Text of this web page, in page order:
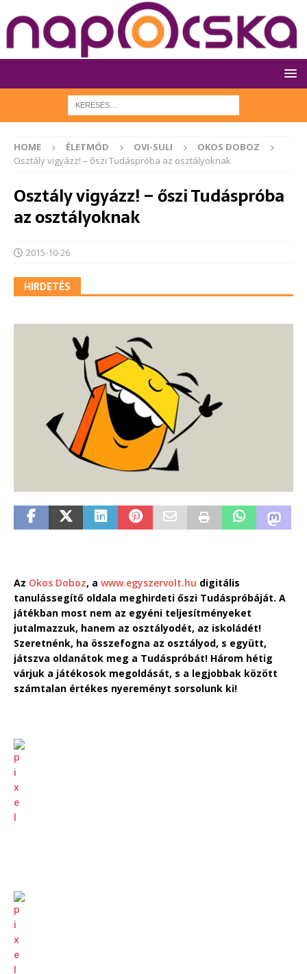
HOME ÉLETMÓD OVI-SULI
OKOS DOBOZ
Osztály vigyázz! – őszi Tudáspróba az osztályoknak
Osztály vigyázz! – őszi Tudáspróba
az osztályoknak
2015-10-26
HIRDETÉS
Az Okos Doboz, a www.egyszervolt.hu digitális
tanulássegítő oldala meghirdeti őszi Tudáspróbáját. A
játékban most nem az egyéni teljesítményeket
jutalmazzuk, hanem az osztályodét, az iskoládét!
Szeretnénk, ha összefogna az osztályod, s együtt,
játszva oldanátok meg a Tudáspróbát! Három hétig
várjuk a játékosok megoldását, s a legjobbak között
számtalan értékes nyereményt sorsolunk ki!